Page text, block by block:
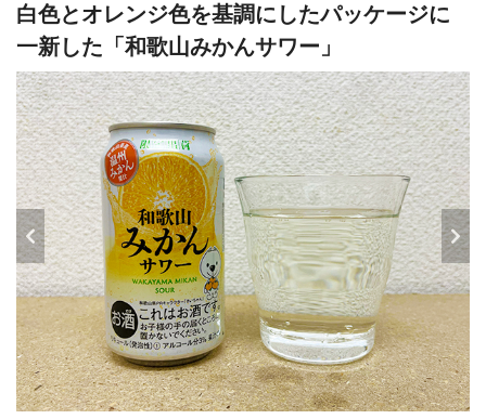
白色とオレンジ色を基調にしたパッケージに
一新した「和歌山みかんサワー」